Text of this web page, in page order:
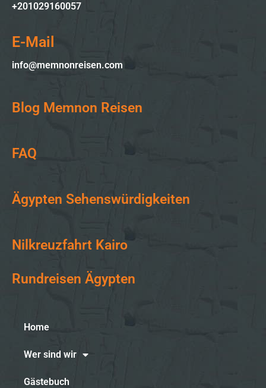
+201029160057
E-Mail
info@memnonreisen.com
Blog Memnon Reisen
FAQ
Ägypten Sehenswürdigkeiten
Nilkreuzfahrt Kairo
Rundreisen Ägypten
Home
Wer sind wir
Gästebuch